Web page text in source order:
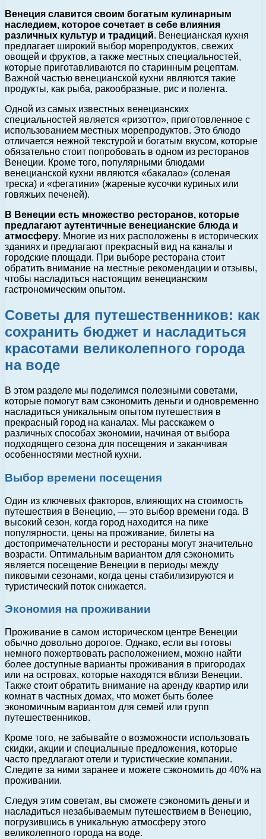
Венеция славится своим богатым кулинарным
наследием, которое сочетает в себе влияния
различных культур и традиций. Венецианская кухня
предлагает широкий выбор морепродуктов, свежих
овощей и фруктов, а также местных специальностей,
которые приготавливаются по старинным рецептам.
Важной частью венецианской кухни являются такие
продукты, как рыба, ракообразные, рис и полента.
Одной из самых известных венецианских
специальностей является «ризотто», приготовленное с
использованием местных морепродуктов. Это блюдо
отличается нежной текстурой и богатым вкусом, которые
обязательно стоит попробовать в одном из ресторанов
Венеции. Кроме того, популярными блюдами
венецианской кухни являются «бакалао» (соленая
треска) и «фегатини» (жареные кусочки куриных или
говяжьих печеней).
В Венеции есть множество ресторанов, которые
предлагают аутентичные венецианские блюда и
атмосферу. Многие из них расположены в исторических
зданиях и предлагают прекрасный вид на каналы и
городские площади. При выборе ресторана стоит
обратить внимание на местные рекомендации и отзывы,
чтобы насладиться настоящим венецианским
гастрономическим опытом.
Советы для путешественников: как
сохранить бюджет и насладиться
красотами великолепного города
на воде
В этом разделе мы поделимся полезными советами,
которые помогут вам сэкономить деньги и одновременно
насладиться уникальным опытом путешествия в
прекрасный город на каналах. Мы расскажем о
различных способах экономии, начиная от выбора
подходящего сезона для посещения и заканчивая
особенностями местной кухни.
Выбор времени посещения
Один из ключевых факторов, влияющих на стоимость
путешествия в Венецию, — это выбор времени года. В
высокий сезон, когда город находится на пике
популярности, цены на проживание, билеты на
достопримечательности и рестораны могут значительно
возрасти. Оптимальным вариантом для сэкономить
является посещение Венеции в периоды между
пиковыми сезонами, когда цены стабилизируются и
туристический поток снижается.
Экономия на проживании
Проживание в самом историческом центре Венеции
обычно довольно дорогое. Однако, если вы готовы
немного пожертвовать расположением, можно найти
более доступные варианты проживания в пригородах
или на островах, которые находятся вблизи Венеции.
Также стоит обратить внимание на аренду квартир или
комнат в частных домах, что может быть более
экономичным вариантом для семей или групп
путешественников.
Кроме того, не забывайте о возможности использовать
скидки, акции и специальные предложения, которые
часто предлагают отели и туристические компании.
Следите за ними заранее и можете сэкономить до 40% на
проживании.
Следуя этим советам, вы сможете сэкономить деньги и
насладиться незабываемым путешествием в Венецию,
погрузившись в уникальную атмосферу этого
великолепного города на воде.